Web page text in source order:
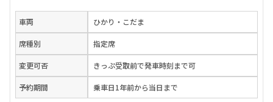
車両 ひかり・こだま
席種別 指定席
変更可否 きっぷ受取前で発車時刻まで可
予約期間 乗車日1年前から当日まで